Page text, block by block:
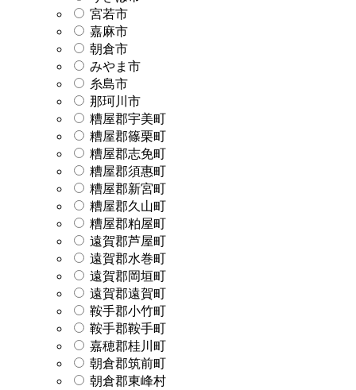
宮若市
嘉麻市
朝倉市
みやま市
糸島市
那珂川市
糟屋郡宇美町
糟屋郡篠栗町
糟屋郡志免町
糟屋郡須惠町
糟屋郡新宮町
糟屋郡久山町
糟屋郡粕屋町
遠賀郡芦屋町
遠賀郡水巻町
遠賀郡岡垣町
遠賀郡遠賀町
鞍手郡小竹町
鞍手郡鞍手町
嘉穂郡桂川町
朝倉郡筑前町
朝倉郡東峰村